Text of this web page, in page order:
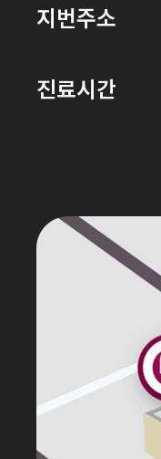
지번주소
진료시간